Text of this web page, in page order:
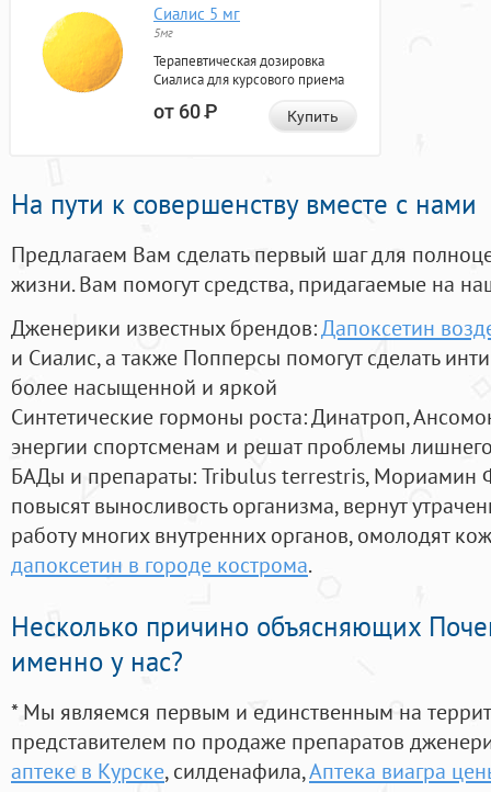
Сиалис 5 мг
5мг
Терапевтическая дозировка
Сиалиса для курсового приема
от 60Р Купить
На пути к совершенству вместе с нами
Предлагаем Вам сделать первый шаг для
жизни. Вам помогут средства, придагаемые на
Дженерики известных брендов:Дапоксетин
и Сиалис, а также Попперсы помогут сделать
более насыщенной и яркой
Синтетические гормоны роста: Динатроп,
энергии спортсменам и решат проблемы
БАДы и препараты:Tribulus terrestris, Мориамин
повысят выносливость организма, вернут
работу многих внутренних органов, омолодят
дапоксетин в городе кострома.
Несколько причино объясняющих
именно у нас?
* Мы являемся первым и единственным на
представителем по продаже препаратов
аптеке в Курске, силденафила,Аптека виагра